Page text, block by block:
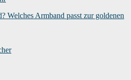
Welches Armband passt zur goldenen